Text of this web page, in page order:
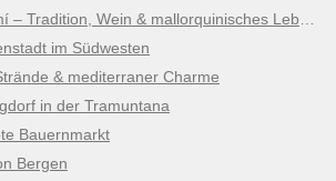
im Südwesten
& mediterraner Charme
in der Tramuntana
Bauernmarkt
Bergen